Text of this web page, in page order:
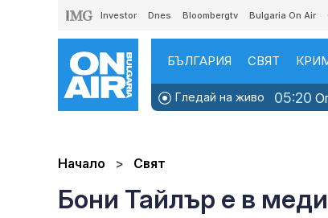
Investor Dnes Bloombergtv Bulgaria On Air
БЪЛГАРИЯ СВЯТ
Гледай на живо 05:20
Начало Свят
Бони Тайлър е в